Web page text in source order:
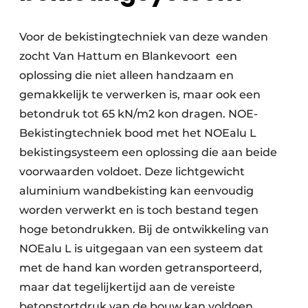
Voor de bekistingtechniek van deze wanden
zocht Van Hattum en Blankevoort een
oplossing die niet alleen handzaam en
gemakkelijk te verwerken is, maar ook een
betondruk tot 65 kN/m2 kon dragen. NOE-
Bekistingtechniek bood met het NOEalu L
bekistingsysteem een oplossing die aan beide
voorwaarden voldoet. Deze lichtgewicht
aluminium wandbekisting kan eenvoudig
worden verwerkt en is toch bestand tegen
hoge betondrukken. Bij de ontwikkeling van
NOEalu L is uitgegaan van een systeem dat
met de hand kan worden getransporteerd,
maar dat tegelijkertijd aan de vereiste